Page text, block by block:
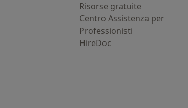
Risorse gratuite
Centro Assistenza per
Professionisti
HireDoc